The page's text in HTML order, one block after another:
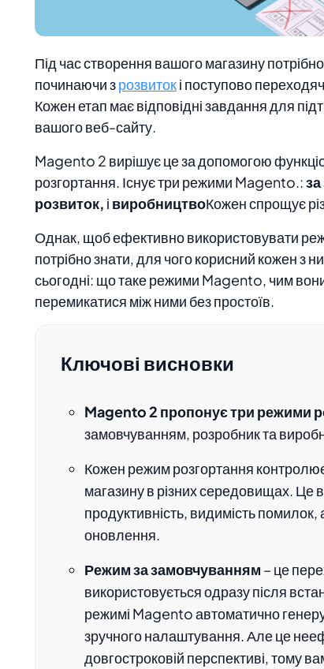
Під час створення вашого магазину потрібно
починаючи зрозвитокі поступово
Кожен етап має відповідні завдання для
вашого веб-сайту.
Magento 2 вирішує це за допомогою
розгортання. Існує три режими Magento.:
розвиток, і виробництвоКоженспрощує
Однак, щоб ефективно використовувати
потрібно знати, для чого корисний кожен з
сьогодні: що таке режими Magento, чим вони
перемикатися між ними без простоїв.
Ключові висновки
Magento 2 пропонує три режими
замовчуванням, розробник та
Кожен режим розгортання
магазину в різних середовищах. Це
продуктивність, видимість помилок,
оновлення.
Режим за замовчуванням – це
використовується одразу після
режимі Magento автоматично
зручного налаштування. Але це
довгостроковій перспективі, тому